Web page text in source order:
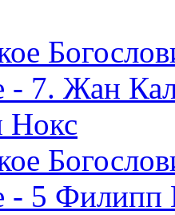
- 7. Жан
Нокс
- 5 Филипп